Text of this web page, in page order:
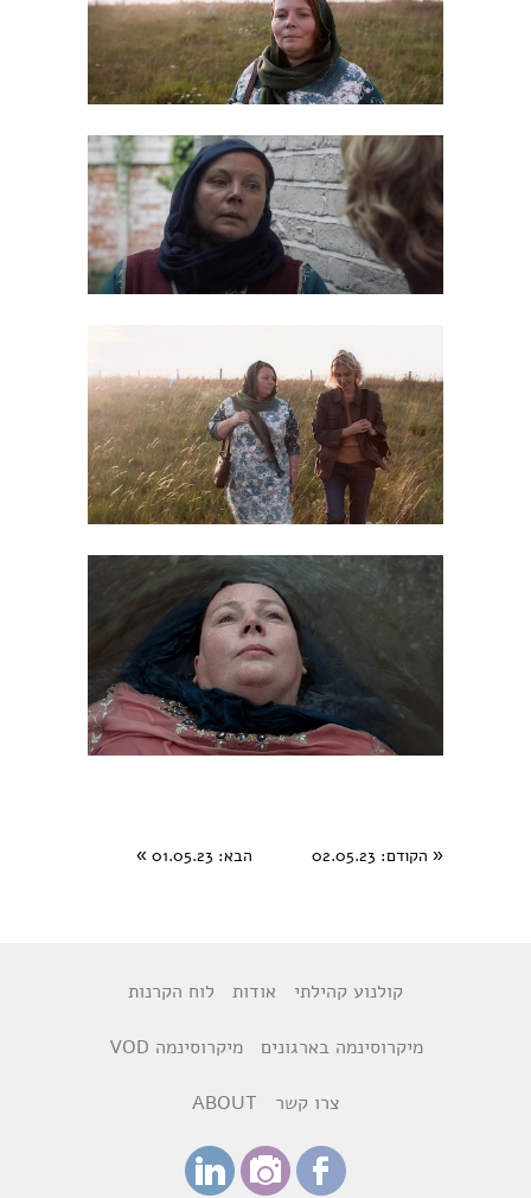
« הקודם: 02.05.23 הבא: 01.05.23
»
קולנוע קהילתי אודות לוח הקרנות
מיקרוסינמה בארגונים מיקרוסינמה VOD
צרו קשר ABOUT